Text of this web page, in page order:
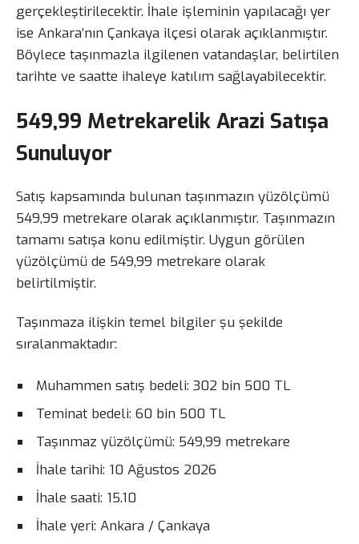
gerçekleştirilecektir. İhale işleminin yapılacağı yer
ise Ankara’nın Çankaya ilçesi olarak açıklanmıştır.
Böylece taşınmazla ilgilenen vatandaşlar, belirtilen
tarihte ve saatte ihaleye katılım sağlayabilecektir.
549,99 Metrekarelik Arazi Satışa
Sunuluyor
Satış kapsamında bulunan taşınmazın yüzölçümü
549,99 metrekare olarak açıklanmıştır. Taşınmazın
tamamı satışa konu edilmiştir. Uygun görülen
yüzölçümü de 549,99 metrekare olarak
belirtilmiştir.
Taşınmaza ilişkin temel bilgiler şu şekilde
sıralanmaktadır:
Muhammen satış bedeli: 302 bin 500 TL
Teminat bedeli: 60 bin 500 TL
Taşınmaz yüzölçümü: 549,99 metrekare
İhale tarihi: 10 Ağustos 2026
İhale saati: 15.10
İhale yeri: Ankara / Çankaya